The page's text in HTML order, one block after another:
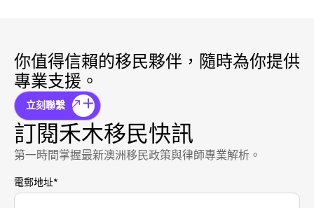
你值得信賴的移民夥伴，隨時為你提供
專業支援。
立刻聯繫
訂閱禾木移民快訊
第一時間掌握最新澳洲移民政策與律師專業解析。
電郵地址*